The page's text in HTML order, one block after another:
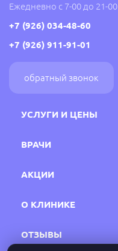
Ежедневно с 7-00 до 21-00
+7 (926) 034-48-60
+7 (926) 911-91-01
обратный звонок
УСЛУГИ И ЦЕНЫ
ВРАЧИ
АКЦИИ
О КЛИНИКЕ
ОТЗЫВЫ